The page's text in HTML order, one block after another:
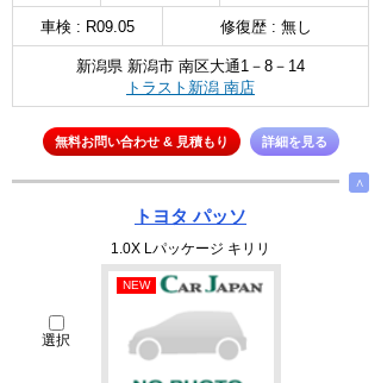
車検 : R09.05 修復歴 : 無し
新潟県 新潟市 南区大通1－8－14
トラスト新潟 南店
無料お問い合わせ & 見積もり 詳細を見る
∧
トヨタ パッソ
1.0X Lパッケージ キリリ
選択
NEW